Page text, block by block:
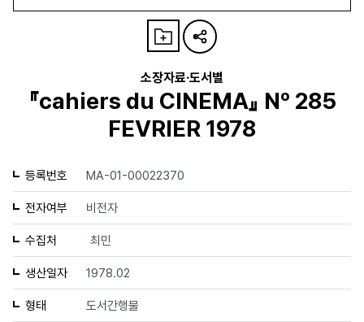
소장자료·도서별
『cahiers du CINEMA』 Nº 285
FEVRIER 1978
등록번호 MA-01-00022370
전자여부 비전자
수집처 최민
생산일자 1978.02
형태 도서간행물